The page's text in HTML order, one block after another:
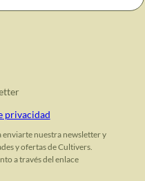
privacidad
enviarte nuestra newsletter y
y ofertas de Cultivers.
a través del enlace